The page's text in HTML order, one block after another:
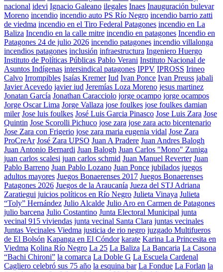
nacional idevi Ignacio Galeano ilegales Inaes Inauguración bulevar
Moreno incendio incendio auto PS Río Negro incendio barrio zatti
de viedma incendio en el Tiro Federal Patagones incendio en La
Baliza Incendio en la calle mitre incendio en patagones Incendio en
Patagones 24 de julio 2026 incendio patagones incendio villalonga
incendios patagones inclusión infraestructura Ingeniero Huergo
Instituto de Políticas Públicas Pablo Verani Instituto Nacional de
Asuntos Indígenas intersindical patagones IPPV IPROSS Irineo
Calvo Irrompibles Isaías Kremer Iud Ivan Ponce Ivan Preuss jabali
Javier Acevedo javier iud Jeremías Loza Moreno jesus martinez
Jonatan García Jonathan Caracciolo jorge ocampo jorge ocampos
Jorge Oscar Lima Jorge Vallaza jose foulkes jose foulkes damian
miler Jose luis foulkes José Luis Garcia Pinasco Jose Luis Zara Jose
Quintin Jose Scorolli Pichuco jose zara jose zara acto bicentenario
Jose Zara con Frigerio jose zara maria eugenia vidal Jose Zara
ProCreAr José Zara UPSO Juan A Pradere Juan Andres Balogh
Juan Antonio Bernardi Juan Balogh Juan Carlos "Mono" Zuniga
juan carlos scalesi juan carlos schmid Juan Manuel Reverter Juan
Pablo Barreno Juan Pablo Lozano Juan Ponce jubilados juegos
adultos mayores Juegos Bonaerenses 2017 Juegos Bonaerenses
Patagones 2026 Juegos de la Araucanía Jueza del STJ Adriana
Zaratiegui juicios políticos en Río Negro Julieta Vinaya Julieta
“Toly” Hernández Julio Alcalde Julio Aro en Carmen de Patagones
julio barcena Julio Costantino Junta Electoral Municipal junta
vecinal 915 viviendas junta vecinal Santa Clara juntas vecinales
Juntas Vecinales Viedma justicia de rio negro juzgado Multifueros
de El Bolsón Kapanga en El Cóndor karate Karina La Princesita en
Viedma Kolina Río Negro La 25 La Baliza La Bancaria La Casona
“Bachi Chironi” la comarca La Doble G La Escuela Cardenal
Cagliero celebró sus 75 año la esquina bar La Fondue La Forlan la